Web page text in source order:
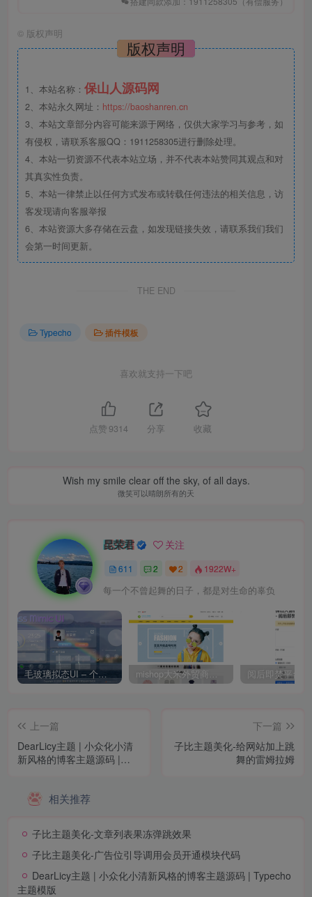
© 版权声明
版权声明
1、本站名称： 保山人源码网
2、本站永久网址： https://baoshanren.cn
3、本站文章部分内容可能来源于网络，仅供大家学习与参考，如
有侵权，请联系客服QQ：1911258305进行删除处理。
4、本站一切资源不代表本站立场，并不代表本站赞同其观点和对
其真实性负责。
5、本站一律禁止以任何方式发布或转载任何违法的相关信息，访
客发现请向客服举报
6、本站资源大多存储在云盘，如发现链接失效，请联系我们我们
会第一时间更新。
THE END
Typecho 插件模板
喜欢就支持一下吧
点赞 9314 分享 收藏
Wish my smile clear off the sky, of all days.
微笑可以晴朗所有的天
昆荣君 关注
611 2 2 1922W+
每一个不曾起舞的日子，都是对生命的辜负
毛玻璃拟态UI – 个人主页（开源版） mishop大米外贸商城系统133种语言版本
上一篇
DearLicy主题 | 小众化小清
新风格的博客主题源码 |
下一篇
子比主题美化-给网站加上跳
舞的雷姆拉姆
相关推荐
子比主题美化-文章列表果冻弹跳效果
子比主题美化-广告位引导调用会员开通模块代码
DearLicy主题 | 小众化小清新风格的博客主题源码 | Typecho
主题模版